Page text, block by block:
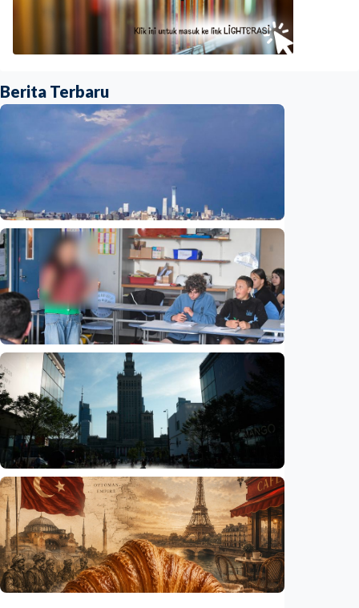
Berita Terbaru
Humaniora
Beijing jadi ibu kota arsitektur dunia
UNESCO-UIA 2029. Apa alasannya?
Indonesia•06 Aug 2026
Humaniora
Sekolah di Selandia Baru tambah mata
pelajaran berbasis industri, dari AI hingga
pariwisata
Indonesia •06 Aug 2026
Humaniora
Gelombang panas bisa memicu kecemasan
hingga depresi pada anak, ini temuan
peneliti
Indonesia•06 Aug 2026